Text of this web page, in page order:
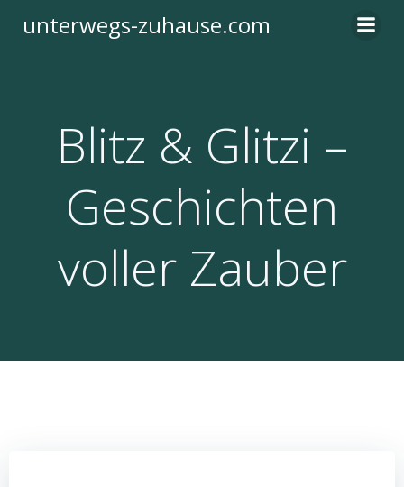
Inhalt
unterwegs-zuhause.com
Blitz & Glitzi –
Geschichten
voller Zauber